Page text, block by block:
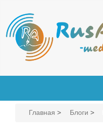
Главная > Блоги >